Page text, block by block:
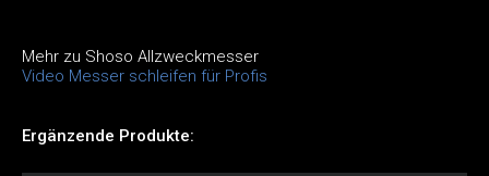
Mehr zu Shoso Allzweckmesser
Video Messer schleifen für Profis
Ergänzende Produkte: